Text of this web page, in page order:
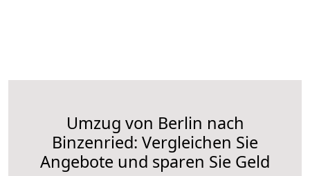
Umzug von Berlin nach
Binzenried: Vergleichen Sie
Angebote und sparen Sie Geld